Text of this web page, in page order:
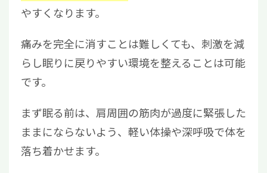
やすくなります。
痛みを完全に消すことは難しくても、刺激を減
らし眠りに戻りやすい環境を整えることは可能
です。
まず眠る前は、肩周囲の筋肉が過度に緊張した
ままにならないよう、軽い体操や深呼吸で体を
落ち着かせます。